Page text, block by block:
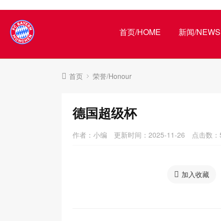
首页/HOME 新闻/NEWS
首页 荣誉/Honour
德国超级杯
作者：小编 更新时间：2025-11-26 点击数：
加入收藏